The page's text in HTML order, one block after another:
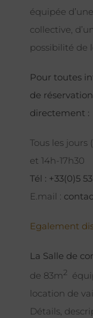
équipée
collective,
possibilité de
Pour toutes
de
directement :
Tous les jours
et 14h-17h30
Tél : +33(0)5
E.mail :
Egalement
La Salle de
de 83m2
location de
Détails,